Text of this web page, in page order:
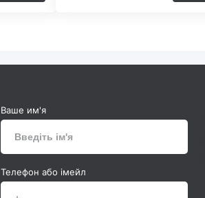
Ваше им'я
Телефон або імейл